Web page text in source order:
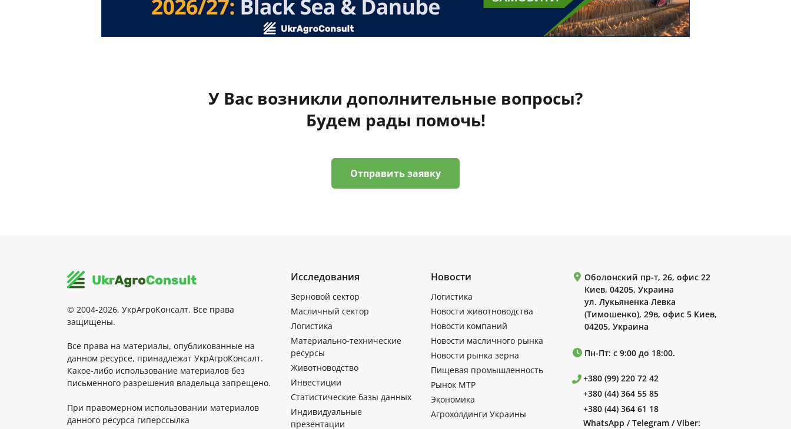
У Вас возникли дополнительные вопросы?
Будем рады помочь!
Отправить заявку
© 2004-2026, УкрАгроКонсалт. Все права
защищены.
Все права на материалы, опубликованные на
данном ресурсе, принадлежат УкрАгроКонсалт.
Какое-либо использование материалов без
письменного разрешения владельца запрещено.
При правомерном использовании материалов
данного ресурса гиперссылка
Исследования
Зерновой сектор
Масличный сектор
Логистика
Материально-технические
ресурсы
Животноводство
Инвестиции
Статистические базы данных
Индивидуальные
презентации
Новости
Логистика
Новости животноводства
Новости компаний
Новости масличного рынка
Новости рынка зерна
Пищевая промышленность
Рынок МТР
Экономика
Агрохолдинги Украины
Оболонский пр-т, 26, офис 22
Киев, 04205, Украина
ул. Лукьяненка Левка
(Тимошенко), 29в, офис 5 Киев,
04205, Украина
Пн-Пт: с 9:00 до 18:00.
+380 (99) 220 72 42
+380 (44) 364 55 85
+380 (44) 364 61 18
WhatsApp / Telegram / Viber: